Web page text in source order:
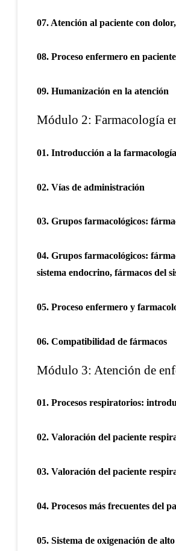
07. Atención al paciente con
08. Proceso enfermero en
09. Humanización en la atención
Módulo 2: Farmacología
01. Introducción a la farmacología
02. Vías de administración
03. Grupos farmacológicos:
04. Grupos farmacológicos:
sistema endocrino, fármacos del
05. Proceso enfermero y
06. Compatibilidad de fármacos
Módulo 3: Atención de
01. Procesos respiratorios:
02. Valoración del paciente
03. Valoración del paciente
04. Procesos más frecuentes del
05. Sistema de oxigenación de